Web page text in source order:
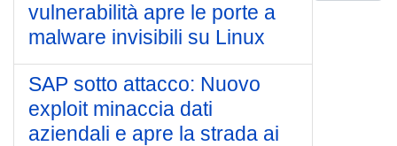
vulnerabilità apre le porte a
malware invisibili su Linux
SAP sotto attacco: Nuovo
exploit minaccia dati
aziendali e apre la strada ai